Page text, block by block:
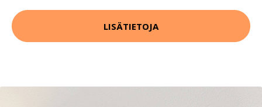
LISÄTIETOJA